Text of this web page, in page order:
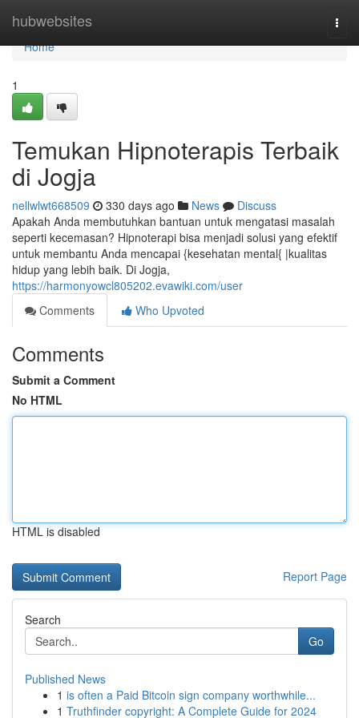
hubwebsites
Home
Home
1
Temukan Hipnoterapis Terbaik
di Jogja
nellwlwt668509 330 days ago News
Discuss
Apakah Anda membutuhkan bantuan untuk mengatasi masalah
seperti kecemasan? Hipnoterapi bisa menjadi solusi yang efektif
untuk membantu Anda mencapai {kesehatan mental{ |kualitas
hidup yang lebih baik. Di Jogja,
https://harmonyowcl805202.evawiki.com/user
Comments
Who Upvoted
Comments
Submit a Comment
No HTML
HTML is disabled
Report Page
Search
Go
Published News
1 is often a Paid Bitcoin sign company worthwhile...
1 Truthfinder copyright: A Complete Guide for 2024